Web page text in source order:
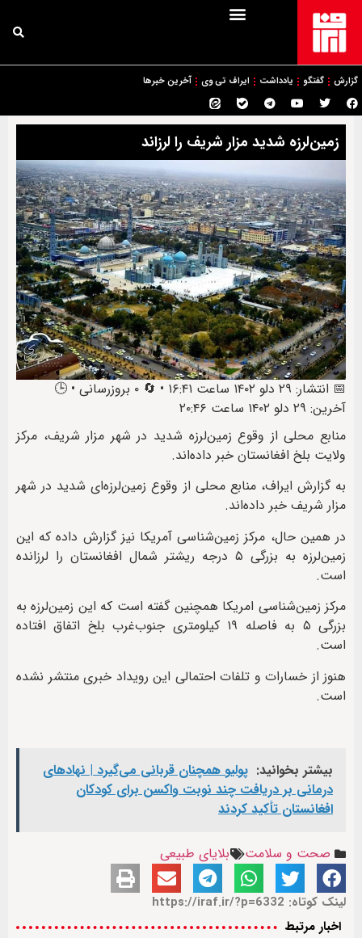
گزارش گفتگو یادداشت ایراف تی وی آخرین خبرها
زمین‌لرزه شدید مزار شریف را لرزاند
📅 انتشار: ۲۹ دلو ۱۴۰۲ ساعت ۱۶:۴۱ • 🔄 ۰ بروزرسانی • 🕒
آخرین: ۲۹ دلو ۱۴۰۲ ساعت ۲۰:۴۶
منابع محلی از وقوع زمین‌لرزه شدید در شهر مزار شریف، مرکز
ولایت بلخ افغانستان خبر داده‌اند.
به گزارش ایراف، منابع محلی از وقوع زمین‌لرزه‌ای شدید در شهر
مزار شریف خبر داده‌اند.
در همین حال، مرکز زمین‌شناسی آمریکا نیز گزارش داده که این
زمین‌لرزه به بزرگی ۵ درجه ریشتر شمال افغانستان را لرزانده
است.
مرکز زمین‌شناسی امریکا همچنین گفته است که این زمین‌لرزه به
بزرگی ۵ به فاصله ۱۹ کیلومتری جنوب‌غرب بلخ اتفاق افتاده
است.
هنوز از خسارات و تلفات احتمالی این رویداد خبری منتشر نشده
است.
بیشتر بخوانید: پولیو همچنان قربانی می‌گیرد | نهادهای
درمانی بر دریافت چند نوبت واکسن برای کودکان
افغانستان تأکید کردند
صحت و سلامت بلایای طبیعی
لینک کوتاه: https://iraf.ir/?p=6332
اخبار مرتبط